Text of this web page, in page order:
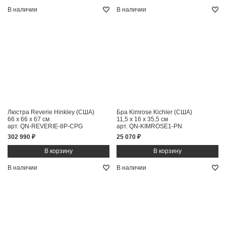
В наличии
Люстра Reverie Hinkley (США)
66 x 66 x 67 см
арт. QN-REVERIE-8P-CPG
302 990 ₽
В наличии
Бра Kimrose Kichler (США)
11,5 x 16 x 35,5 см
арт. QN-KIMROSE1-PN
25 070 ₽
В наличии В наличии